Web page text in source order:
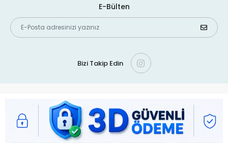
E-Bülten
Bizi Takip Edin